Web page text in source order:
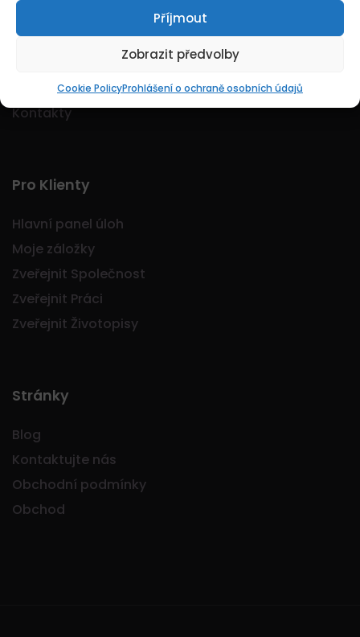
Příjmout
Zobrazit předvolby
Cookie PolicyProhlášení o ochraně osobních údajů
Kontakty
Pro Klienty
Hlavní panel úloh
Moje záložky
Zveřejnit Společnost
Zveřejnit Práci
Zveřejnit Životopisy
Stránky
Blog
Kontaktujte nás
Obchodní podmínky
Obchod